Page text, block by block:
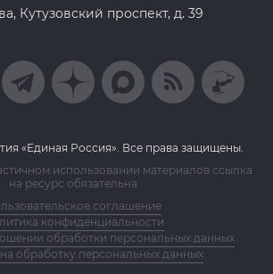
Кутузовский проспект, д. 39
«Единая Россия». Все права защищены.
использовании материалов ссылка
на ресурс обязательна
соглашение
конфиденциальности
обработки персональных данных
обработку персональных данных